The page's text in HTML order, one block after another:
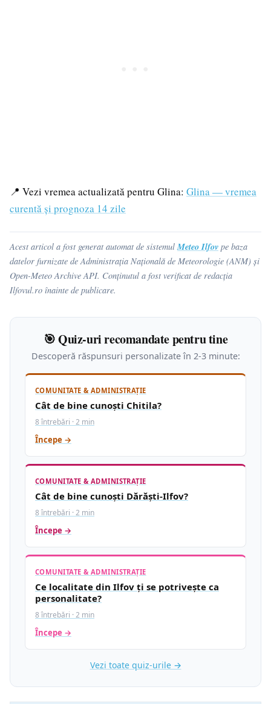
📍 Vezi vremea actualizată pentru Glina: Glina — vremea
curentă și prognoza 14 zile
Acest articol a fost generat automat de sistemulMeteo Ilfov pe baza
datelor furnizate de Administrația Națională de Meteorologie (ANM) și
Open-Meteo Archive API. Conținutul a fost verificat de redacția
Ilfovul.ro înainte de publicare.
🎯 Quiz-uri recomandate pentru tine
Descoperă răspunsuri personalizate în 2-3 minute:
COMUNITATE & ADMINISTRAȚIE
Cât de bine cunoști Chitila?
8 întrebări · 2 min
Începe →
COMUNITATE & ADMINISTRAȚIE
Cât de bine cunoști Dărăști-Ilfov?
8 întrebări · 2 min
Începe →
COMUNITATE & ADMINISTRAȚIE
Ce localitate din Ilfov ți se potrivește ca
personalitate?
8 întrebări · 2 min
Începe →
Vezi toate quiz-urile →